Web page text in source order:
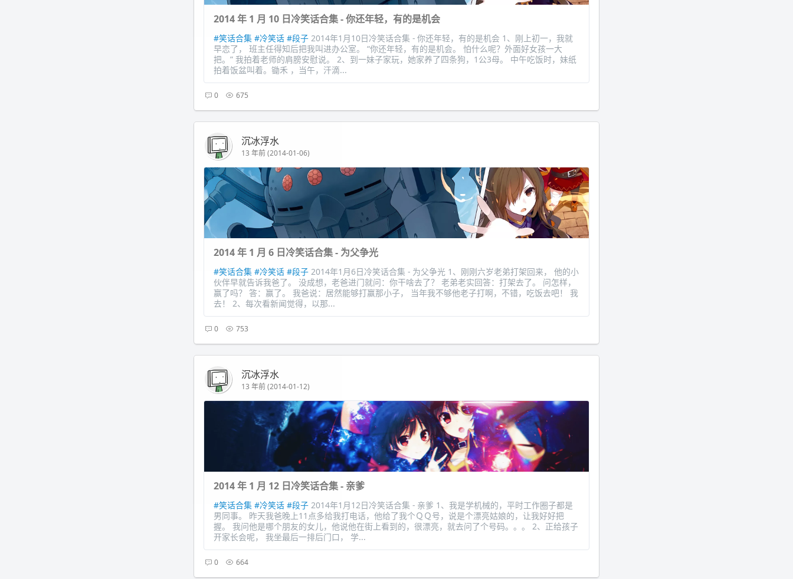
2014 年 1 月 10 日冷笑话合集 - 你还年轻，有的是机会
#笑话合集 #冷笑话 #段子 2014年1月10日冷笑话合集 - 你还年轻，有的是机会 1、刚上初一，我就
早恋了， 班主任得知后把我叫进办公室。 “你还年轻，有的是机会。 怕什么呢？外面好女孩一大
把。” 我拍着老师的肩膀安慰说。 2、到一妹子家玩，她家养了四条狗，1公3母。 中午吃饭时，妹纸
拍着饭盆叫着。锄禾 ，当午，汗滴...
0 675
沉冰浮水
13 年前 (2014-01-06)
2014 年 1 月 6 日冷笑话合集 - 为父争光
#笑话合集 #冷笑话 #段子 2014年1月6日冷笑话合集 - 为父争光 1、刚刚六岁老弟打架回来， 他的小
伙伴早就告诉我爸了。 没成想，老爸进门就问：你干啥去了？ 老弟老实回答：打架去了。 问怎样，
赢了吗？ 答：赢了。 我爸说：居然能够打赢那小子， 当年我不够他老子打啊，不错，吃饭去吧！ 我
去！ 2、每次看新闻觉得，以那...
0 753
沉冰浮水
13 年前 (2014-01-12)
2014 年 1 月 12 日冷笑话合集 - 亲爹
#笑话合集 #冷笑话 #段子 2014年1月12日冷笑话合集 - 亲爹 1、我是学机械的，平时工作圈子都是
男同事。 昨天我爸晚上11点多给我打电话，他给了我个ＱＱ号，说是个漂亮姑娘的，让我好好把
握。 我问他是哪个朋友的女儿，他说他在街上看到的，很漂亮，就去问了个号码。。。 2、正给孩子
开家长会呢， 我坐最后一排后门口， 学...
0 664